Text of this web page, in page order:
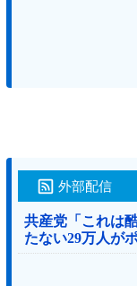
外部配信
共産党「これは
たない29万人が